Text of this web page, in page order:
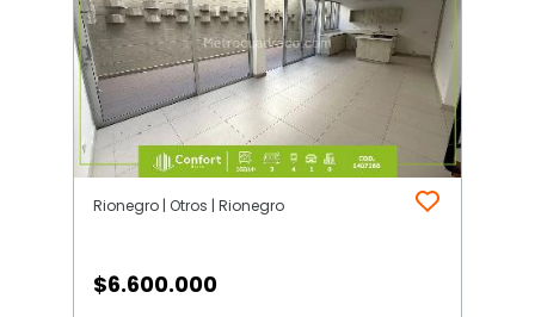
Rionegro | Otros | Rionegro
$6.600.000